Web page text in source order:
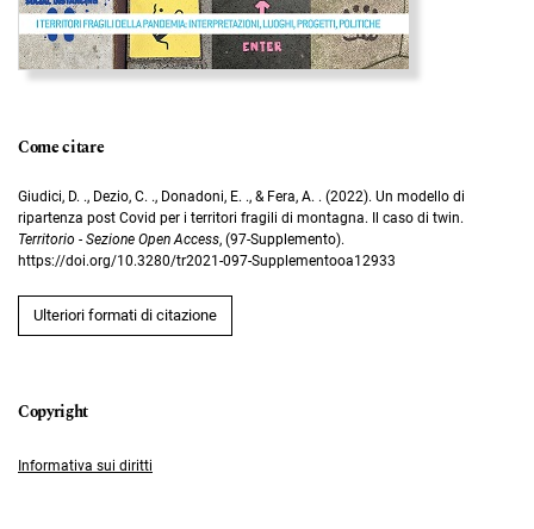
Come citare
Giudici, D. ., Dezio, C. ., Donadoni, E. ., & Fera, A. . (2022). Un modello di
ripartenza post Covid per i territori fragili di montagna. Il caso di twin.
Territorio - Sezione Open Access, (97-Supplemento).
https://doi.org/10.3280/tr2021-097-Supplementooa12933
Ulteriori formati di citazione
Informativa sui diritti